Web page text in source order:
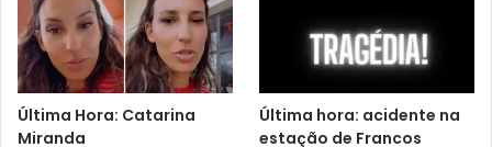
Última Hora: Catarina
Miranda
Última hora: acidente na
estação de Francos